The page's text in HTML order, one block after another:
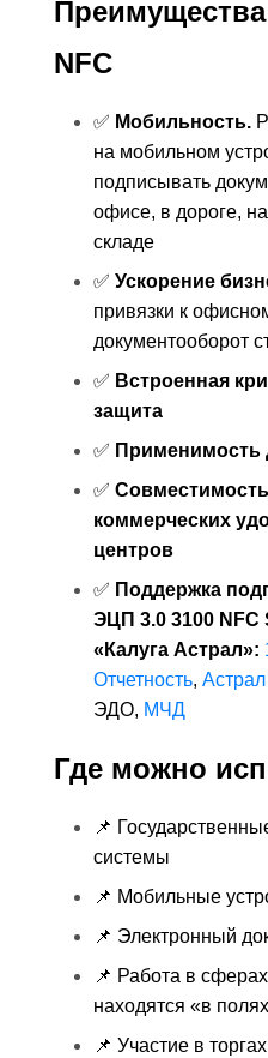
NFC
✅ Мобильность.
на мобильном
подписывать
офисе, в дороге,
складе
✅ Ускорение
привязки к
документооборот
✅ Встроенная
защита
✅ Применимость
✅
коммерческих
центров
✅ Поддержка
ЭЦП 3.0 3100 NFC
«Калуга Астрал»:
Отчетность, Астрал
ЭДО, МЧД
Где можно
📌
системы
📌 Мобильные
📌 Электронный
📌 Работа в
находятся «в
📌 Участие в торгах